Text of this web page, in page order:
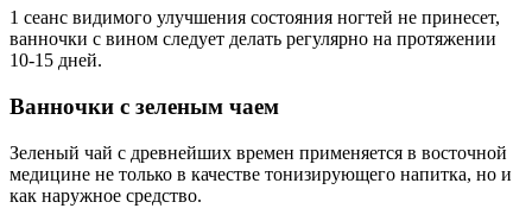
1 сеанс видимого улучшения состояния ногтей не принесет,
ванночки с вином следует делать регулярно на протяжении
10-15 дней.
Ванночки с зеленым чаем
Зеленый чай с древнейших времен применяется в восточной
медицине не только в качестве тонизирующего напитка, но и
как наружное средство.